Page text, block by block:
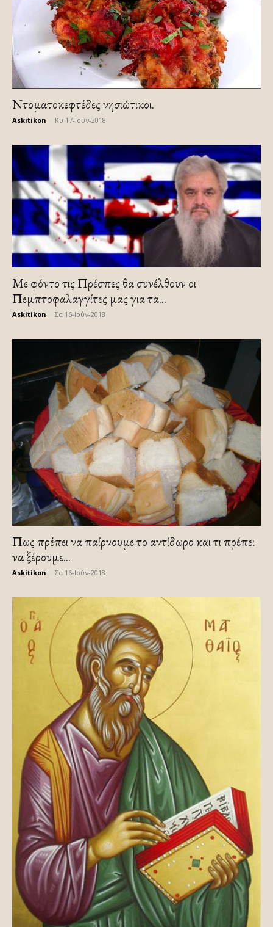
Ντοματοκεφτέδες νησιώτικοι.
Askitikon Κυ 17-Ιούν-2018
Με φόντο τις Πρέσπες θα συνέλθουν οι
Πεμπτοφαλαγγίτες μας για τα...
Askitikon Σα 16-Ιούν-2018
Πως πρέπει να παίρνουμε το αντίδωρο και τι πρέπει
να ξέρουμε...
Askitikon Σα 16-Ιούν-2018